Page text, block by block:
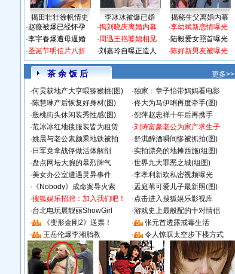
揭田壮壮徐帆情史 李冰冰被爆已婚
揭秘生父离婚内幕
·赵薇被爆已经怀孕
·李宇春爆遭母逼婚
·圣诞节明信片八折
·揭刘晓庆离婚内幕
·周迅王艳婆媳相见
·刘嘉玲自曝正造人
·李幼斌新恋情曝光
·陆毅爱女照首曝光
·陈好新男友被曝光
茶 余 饭 后
更多>>
·何炅获地产大亨喂猕猴桃(图) ·独家：章子怡带妈妈看电影
·陈慧琳产后恢复好身材(图) ·佟大为马伊琍再度牵手(图)
·殷桃街头休闲装秀性感(图) ·倪萍赵忠祥十年后再携手
·范冰冰红地毯服装皆为租赁 ·刘涛富豪老公为家产求生子
·姚晨与老公素颜乘地铁被拍 ·舒淇醉酒瞬间惨被抓拍(图)
· 日军竟拿战俘做活体解剖 ·实拍漂亮的地摊西施(组图)
·盘点网坛大腕的暴烈脾气 ·世界九大罪恶之城(组图)
·美女办公室遭遇灵异事件 ·李孝利新欢私密视频曝光
· 《Nobody》成命案导火索 ·孟庭苇可爱儿子最新照(图)
·搜狐娱乐招聘：加入我们吧！ ·点击进入搜狐娱乐影视库
·台北电玩展靓丽ShowGirl ·游戏史上最般配的十对情侣
·
《变形金刚2》送票！ ·
张元首透露戒毒生活
·
王岳伦爆李湘胎教 · 令人惊叹太空步下楼方式